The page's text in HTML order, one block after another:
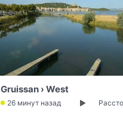
Gruissan › West
26 минут назад